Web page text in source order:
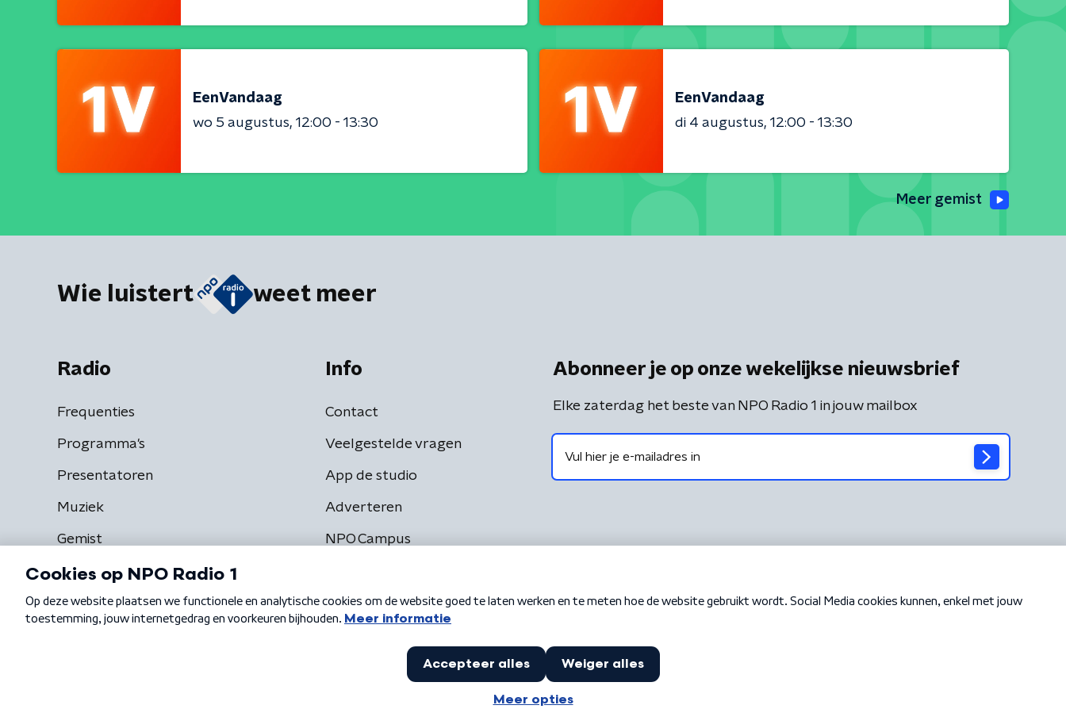
EenVandaag
wo 5 augustus 12:00 - 13:30
EenVandaag
di 4 augustus 12:00 - 13:30
Meer gemist
Wie luistert weet meer
Radio
Frequenties
Programma's
Presentatoren
Muziek
Gemist
Info
Contact
Veelgestelde vragen
App de studio
Adverteren
NPO Campus
Abonneer je op onze wekelijkse nieuwsbrief
Elke zaterdag het beste van NPO Radio 1 in jouw mailbox
Algemene voorwaarden Privacybeleid